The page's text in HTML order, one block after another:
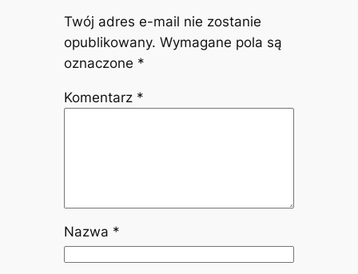
Twój adres e-mail nie zostanie
opublikowany. Wymagane pola są
oznaczone *
Komentarz *
Nazwa *